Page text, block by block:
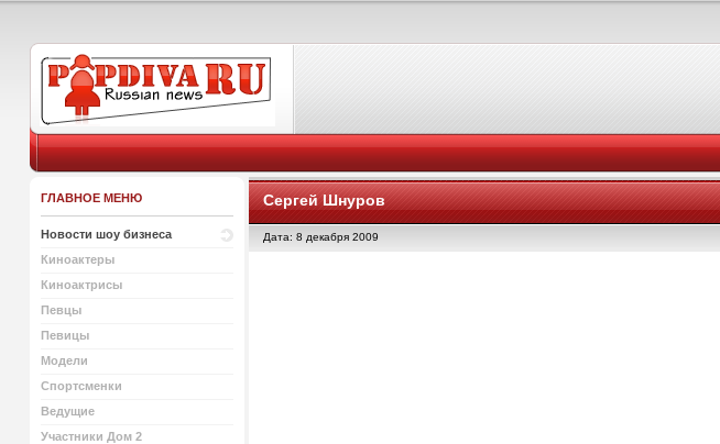
ГЛАВНОЕ МЕНЮ
Новости шоу бизнеса
Киноактеры
Киноактрисы
Певцы
Певицы
Модели
Спортсменки
Ведущие
Участники Дом 2
Сергей Шнуров
Дата: 8 декабря 2009